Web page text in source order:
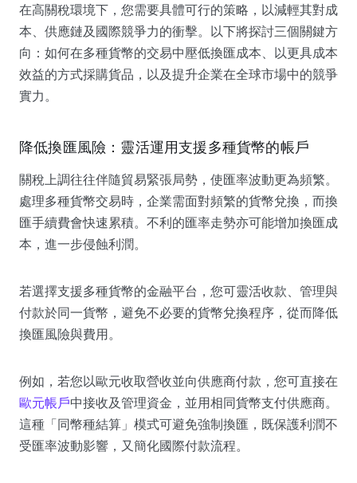
在高關稅環境下，您需要具體可行的策略，以減輕其對成
本、供應鏈及國際競爭力的衝擊。以下將探討三個關鍵方
向：如何在多種貨幣的交易中壓低換匯成本、以更具成本
效益的方式採購貨品，以及提升企業在全球市場中的競爭
實力。
降低換匯風險：靈活運用支援多種貨幣的帳戶
關稅上調往往伴隨貿易緊張局勢，使匯率波動更為頻繁。
處理多種貨幣交易時，企業需面對頻繁的貨幣兌換，而換
匯手續費會快速累積。不利的匯率走勢亦可能增加換匯成
本，進一步侵蝕利潤。
若選擇支援多種貨幣的金融平台，您可靈活收款、管理與
付款於同一貨幣，避免不必要的貨幣兌換程序，從而降低
換匯風險與費用。
例如，若您以歐元收取營收並向供應商付款，您可直接在
歐元帳戶中接收及管理資金，並用相同貨幣支付供應商。
這種「同幣種結算」模式可避免強制換匯，既保護利潤不
受匯率波動影響，又簡化國際付款流程。